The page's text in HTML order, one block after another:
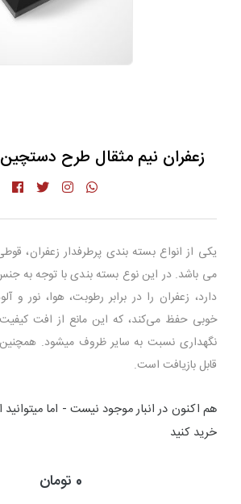
زعفران نیم مثقال طرح
یکی از انواع بسته بندی پرطرفدار زعفران،
می باشد. در این نوع بسته بندی با توجه به
دارد، زعفران را در برابر رطوبت، هوا، نور
خوبی حفظ می‌کند، که این مانع از افت
نگهداری نسبت به سایر ظروف میشود.
قابل بازیافت است.
هم اکنون در انبار موجود نیست - اما
خرید کنید
0 تومان